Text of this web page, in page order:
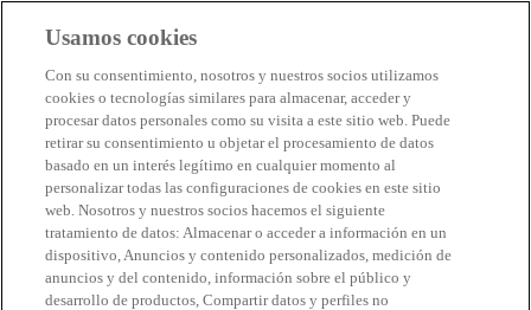
Empresas Biosphere
Cómo valoramos
Quienes somos
ES
English
Português
Français
Català
Deutsch
Türkçe
Usamos cookies
Con su consentimiento, nosotros y nuestros socios utilizamos
cookies o tecnologías similares para almacenar, acceder y
procesar datos personales como su visita a este sitio web. Puede
retirar su consentimiento u objetar el procesamiento de datos
basado en un interés legítimo en cualquier momento al
personalizar todas las configuraciones de cookies en este sitio
web. Nosotros y nuestros socios hacemos el siguiente
tratamiento de datos: Almacenar o acceder a información en un
dispositivo, Anuncios y contenido personalizados, medición de
anuncios y del contenido, información sobre el público y
desarrollo de productos, Compartir datos y perfiles no